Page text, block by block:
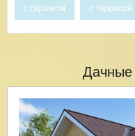
с гаражом с террасой
Дачные